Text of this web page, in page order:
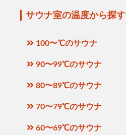
サウナ室の温度から探す
100〜℃のサウナ
90〜99℃のサウナ
80〜89℃のサウナ
70〜79℃のサウナ
60〜69℃のサウナ